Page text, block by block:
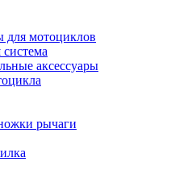
для мотоциклов
аксессуары
рычаги